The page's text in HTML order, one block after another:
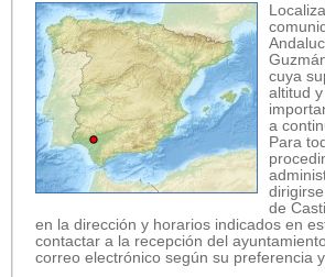
cuya
altitud
a
Para
de
en la dirección y horarios indicados en
contactar a la recepción del
correo electrónico según su preferencia